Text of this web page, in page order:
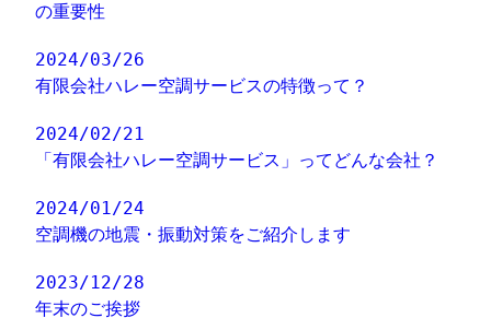
の重要性
2024/03/26
有限会社ハレー空調サービスの特徴って？
2024/02/21
「有限会社ハレー空調サービス」ってどんな会社？
2024/01/24
空調機の地震・振動対策をご紹介します
2023/12/28
年末のご挨拶